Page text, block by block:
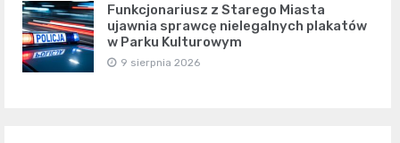
Funkcjonariusz z Starego Miasta
ujawnia sprawcę nielegalnych plakatów
w Parku Kulturowym
9 sierpnia 2026